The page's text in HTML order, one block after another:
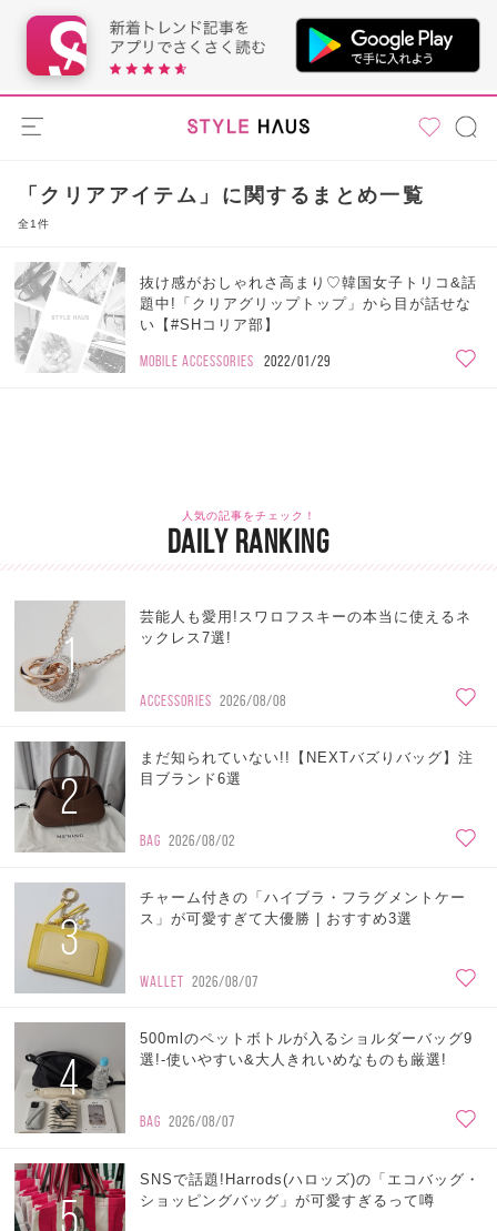
「クリアアイテム」に関するまとめ一覧
全1件
抜け感がおしゃれさ高まり♡韓国女子トリコ&話
題中!「クリアグリップトップ」から目が話せな
い【#SHコリア部】
MOBILE ACCESSORIES 2022/01/29
人気の記事をチェック！
DAILY RANKING
1
芸能人も愛用!スワロフスキーの本当に使えるネ
ックレス7選!
ACCESSORIES 2026/08/08
2
まだ知られていない!!【NEXTバズりバッグ】注
目ブランド6選
BAG 2026/08/02
3
チャーム付きの「ハイブラ・フラグメントケー
ス」が可愛すぎて大優勝 | おすすめ3選
WALLET 2026/08/07
4
500mlのペットボトルが入るショルダーバッグ9
選!-使いやすい&大人きれいめなものも厳選!
BAG 2026/08/07
5
SNSで話題!Harrods(ハロッズ)の「エコバッグ・
ショッピングバッグ」が可愛すぎるって噂